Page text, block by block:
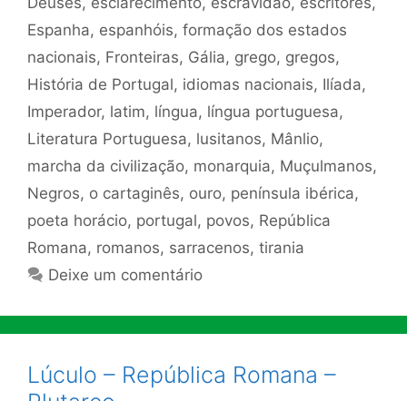
Espanha, espanhóis, formação dos estados
nacionais, Fronteiras, Gália, grego, gregos,
História de Portugal, idiomas nacionais, Ilíada,
Imperador, latim, língua, língua portuguesa,
Literatura Portuguesa, lusitanos, Mânlio,
marcha da civilização, monarquia, Muçulmanos,
Negros, o cartaginês, ouro, península ibérica,
poeta horácio, portugal, povos, República
Romana, romanos, sarracenos, tirania
Deixe um comentário
Lúculo – República Romana –